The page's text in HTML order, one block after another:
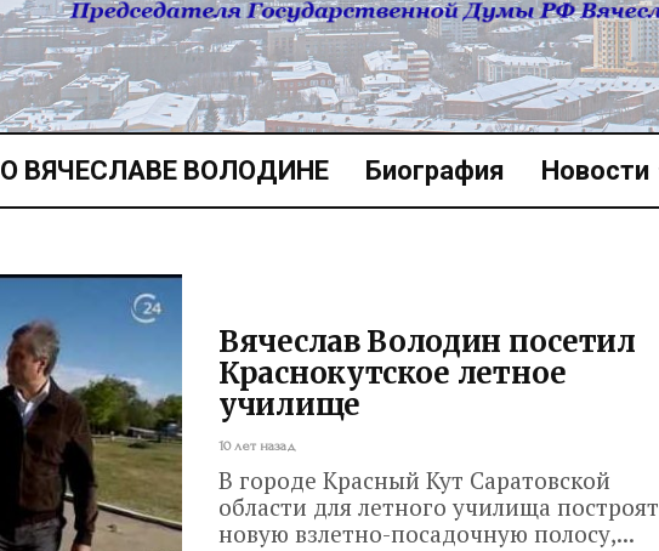
О ВЯЧЕСЛАВЕ ВОЛОДИНЕ Биография Новости
Вячеслав Володин посетил
Краснокутское летное
училище
10 лет назад
В городе Красный Кут Саратовской
области для летного училища построят
новую взлетно-посадочную полосу,...